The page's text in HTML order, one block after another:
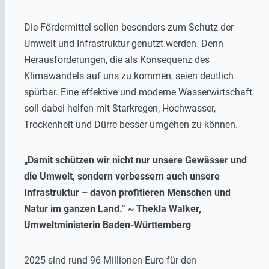
Die Fördermittel sollen besonders zum Schutz der
Umwelt und Infrastruktur genutzt werden. Denn
Herausforderungen, die als Konsequenz des
Klimawandels auf uns zu kommen, seien deutlich
spürbar. Eine effektive und moderne Wasserwirtschaft
soll dabei helfen mit Starkregen, Hochwasser,
Trockenheit und Dürre besser umgehen zu können.
„Damit schützen wir nicht nur unsere Gewässer und
die Umwelt, sondern verbessern auch unsere
Infrastruktur – davon profitieren Menschen und
Natur im ganzen Land.“ ~ Thekla Walker,
Umweltministerin Baden-Württemberg
2025 sind rund 96 Millionen Euro für den